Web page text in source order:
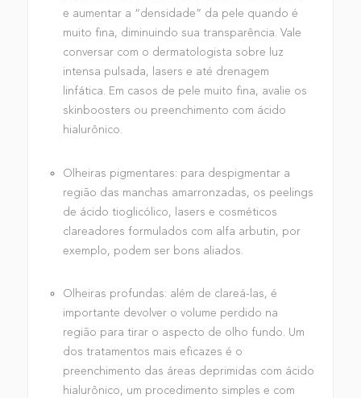
e aumentar a “densidade” da pele quando é
muito fina, diminuindo sua transparência. Vale
conversar com o dermatologista sobre luz
intensa pulsada, lasers e até drenagem
linfática. Em casos de pele muito fina, avalie os
skinboosters ou preenchimento com ácido
hialurônico.
Olheiras pigmentares: para despigmentar a
região das manchas amarronzadas, os peelings
de ácido tioglicólico, lasers e cosméticos
clareadores formulados com alfa arbutin, por
exemplo, podem ser bons aliados.
Olheiras profundas: além de clareá-las, é
importante devolver o volume perdido na
região para tirar o aspecto de olho fundo. Um
dos tratamentos mais eficazes é o
preenchimento das áreas deprimidas com ácido
hialurônico, um procedimento simples e com